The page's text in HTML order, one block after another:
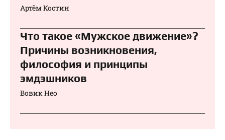
Артём Костин
Что такое «Мужское движение»?
Причины возникновения,
философия и принципы
эмдэшников
Вовик Нео